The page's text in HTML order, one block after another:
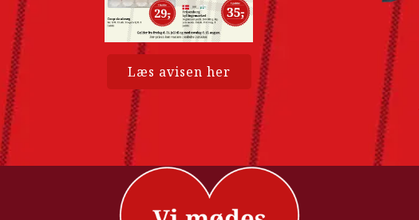
Læs avisen her